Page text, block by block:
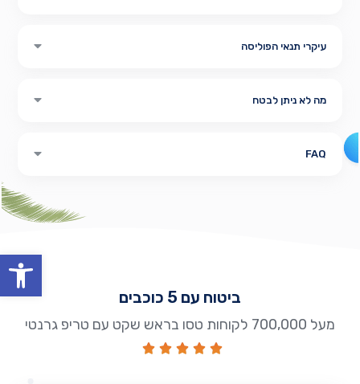
עיקרי תנאי הפוליסה
מה לא ניתן לבטח
FAQ
ביטוח עם 5 כוכבים
מעל 700,000 לקוחות טסו בראש שקט עם טריפ גרנטי




